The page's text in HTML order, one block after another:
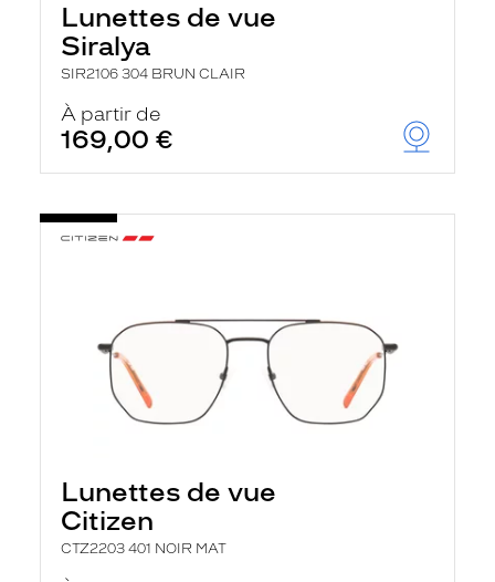
Lunettes de vue
Siralya
SIR2106 304 BRUN CLAIR
À partir de
169,00 €
Lunettes de vue
Citizen
CTZ2203 401 NOIR MAT